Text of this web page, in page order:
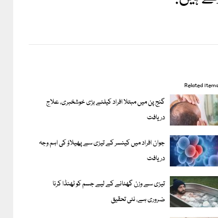
Related items
گنج پن میں مبتلا افراد کیلئے بڑی خوشخبری، علاج
دریافت
جوان افراد میں کینسر کے تیزی سے پھیلاؤ کی اہم وجہ
دریافت
تیزی سے وزن گھٹانے کے لیے جسم کو ٹھنڈا کرنا
ضروری ہے، نئی تحقیق